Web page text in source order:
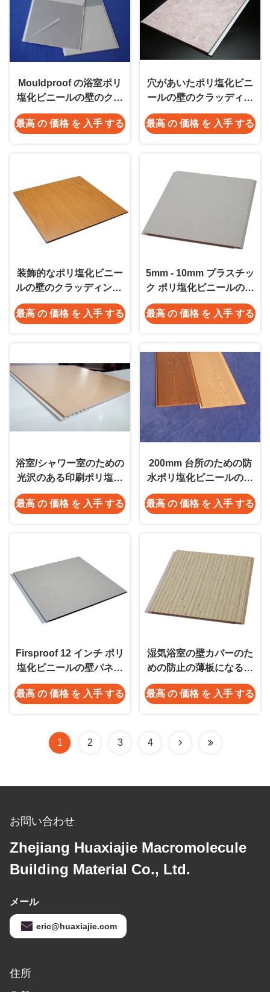
Mouldproof の浴室ポリ
塩化ビニールの壁のクラ
ッディング/構造ポリ塩化
ビニールの壁パネル
最高 の 価格 を 入手 する
穴があいたポリ塩化ビニ
ールの壁のクラッディン
グ、ホテルのための明る
いポリ塩化ビニールの壁
最高 の 価格 を 入手 する
装飾的なポリ塩化ビニー
ルの壁のクラッディング/
パネル 250mm の幅およ
び 10mm の厚さ
最高 の 価格 を 入手 する
5mm - 10mm プラスチッ
ク ポリ塩化ビニールの壁
のクラッディング シー
ト、産業のための蜜蜂の
最高 の 価格 を 入手 する
浴室/シャワー室のための
光沢のある印刷ポリ塩化
ビニールの壁のクラッデ
ィング
最高 の 価格 を 入手 する
200mm 台所のための防
水ポリ塩化ビニールの壁
のクラッディング/プラス
チック壁のクラッディン
最高 の 価格 を 入手 する
Firsproof 12 インチ ポリ
塩化ビニールの壁パネル
のクラッディング、防水
壁パネル
最高 の 価格 を 入手 する
湿気浴室の壁カバーのた
めの防止の薄板になるポ
リ塩化ビニールの壁のク
ラッディング
最高 の 価格 を 入手 する
1 2 3 4
お問い合わせ
Zhejiang Huaxiajie Macromolecule
Building Material Co., Ltd.
メール
eric@huaxiajie.com
住所